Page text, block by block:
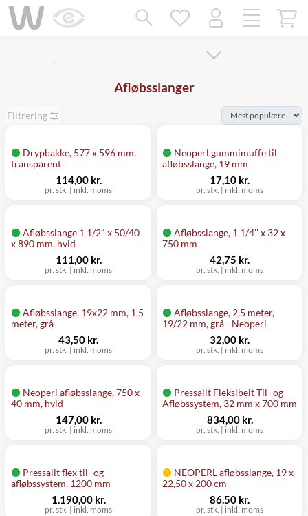
…
Afløbsslanger
Filtrering
Drypbakke, 577 x 596 mm,
transparent
pr. stk. | inkl. moms
114,00 kr.
Neoperl gummimuffe til
afløbsslange, 19 mm
pr. stk. | inkl. moms
17,10 kr.
Afløbsslange 1 1/2" x 50/40
x 890 mm, hvid
pr. stk. | inkl. moms
111,00 kr.
Afløbsslange, 1 1/4'' x 32 x
750 mm
pr. stk. | inkl. moms
42,75 kr.
Afløbsslange, 19x22 mm, 1,5
meter, grå
pr. stk. | inkl. moms
43,50 kr.
Afløbsslange, 2,5 meter,
19/22 mm, grå - Neoperl
pr. stk. | inkl. moms
32,00 kr.
Neoperl afløbsslange, 750 x
40 mm, hvid
pr. stk. | inkl. moms
147,00 kr.
Pressalit Fleksibelt Til- og
Afløbssystem, 32 mm x 700 mm
pr. stk. | inkl. moms
834,00 kr.
Pressalit flex til- og
afløbssystem, 1200 mm
pr. stk. | inkl. moms
1.190,00 kr.
NEOPERL afløbsslange, 19 x
22,50 x 200 cm
pr. stk. | inkl. moms
86,50 kr.
Mangler chatten?
Ret samtykke!